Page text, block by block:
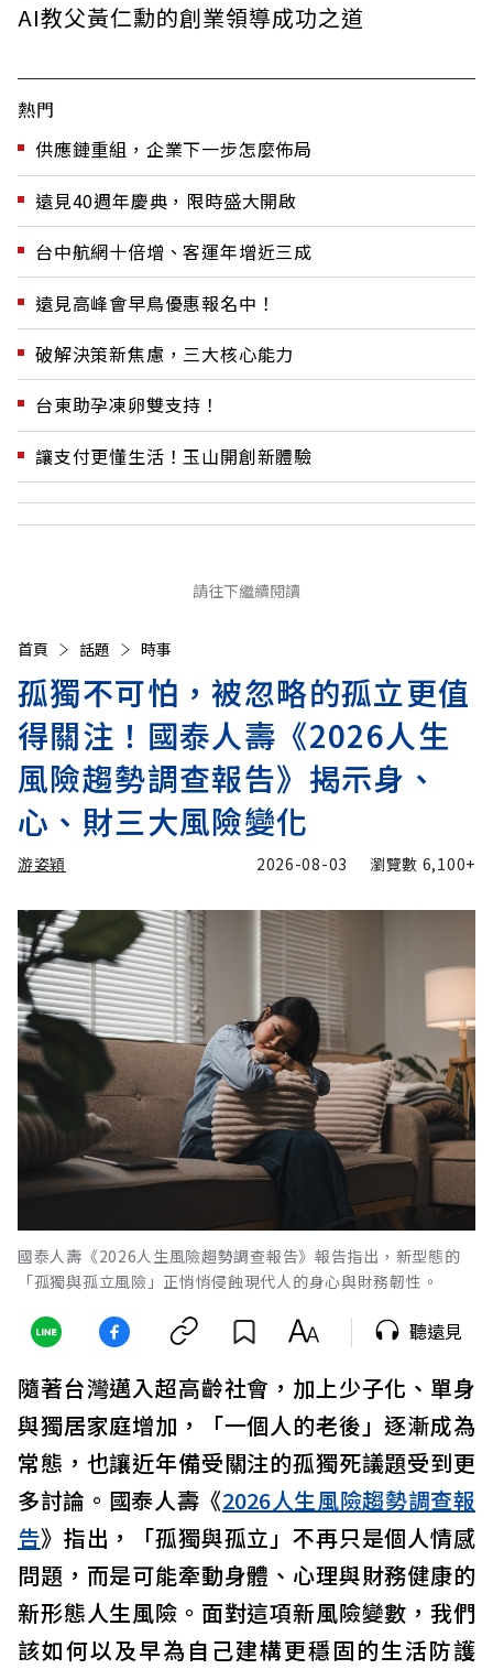
AI教父黃仁勳的創業領導成功之道
熱門
供應鏈重組，企業下一步怎麼佈局
遠見40週年慶典，限時盛大開啟
台中航網十倍增、客運年增近三成
遠見高峰會早鳥優惠報名中！
破解決策新焦慮，三大核心能力
台東助孕凍卵雙支持！
讓支付更懂生活！玉山開創新體驗
請往下繼續閱讀
首頁 話題 時事
孤獨不可怕，被忽略的孤立更值
得關注！國泰人壽《2026人生
風險趨勢調查報告》揭示身、
心、財三大風險變化
游姿穎 2026-08-03 瀏覽數 6,100+
國泰人壽《2026人生風險趨勢調查報告》報告指出，新型態的
「孤獨與孤立風險」正悄悄侵蝕現代人的身心與財務韌性。
聽遠見
隨著台灣邁入超高齡社會，加上少子化、單身
與獨居家庭增加，「一個人的老後」逐漸成為
常態，也讓近年備受關注的孤獨死議題受到更
多討論。國泰人壽《2026人生風險趨勢調查報
告》指出，「孤獨與孤立」不再只是個人情感
問題，而是可能牽動身體、心理與財務健康的
新形態人生風險。面對這項新風險變數，我們
該如何以及早為自己建構更穩固的生活防護